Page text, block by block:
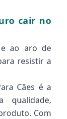
cair no
e ao aro de
resistir a
Cães é a
qualidade,
Com